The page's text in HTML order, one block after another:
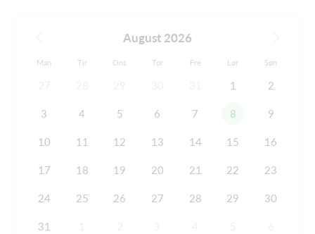
August 2026
Man Tir Ons Tor Fre Lør Søn
1 2
3 4 5 6 7 8 9
10 11 12 13 14 15 16
17 18 19 20 21 22 23
24 25 26 27 28 29 30
31